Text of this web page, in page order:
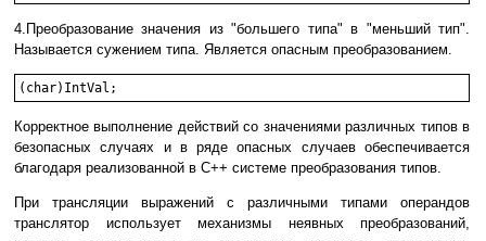
4.Преобразование значения из "большего типа" в "меньший тип".
Называется сужением типа. Является опасным преобразованием.
(char)IntVal;
Корректное выполнение действий со значениями различных типов в
безопасных случаях и в ряде опасных случаев обеспечивается
благодаря реализованной в C++ системе преобразования типов.
При трансляции выражений с различными типами операндов
транслятор использует механизмы неявных преобразований,